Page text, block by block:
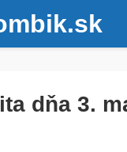
dňa 3.